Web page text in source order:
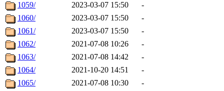
1059/
2023-03-07 15:50
-
1060/
2023-03-07 15:50
-
1061/
2023-03-07 15:50
-
1062/
2021-07-08 10:26
-
1063/
2021-07-08 14:42
-
1064/
2021-10-20 14:51
-
1065/
2021-07-08 10:30
-